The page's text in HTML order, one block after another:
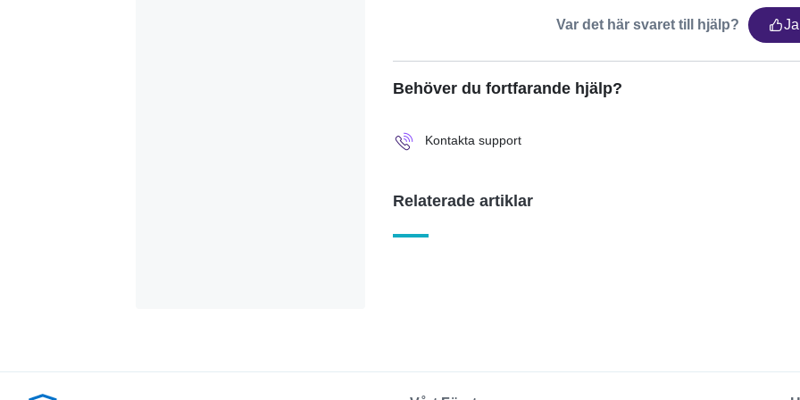
Var det här svaret till hjälp? Ja
Behöver du fortfarande hjälp?
Kontakta support
Relaterade artiklar